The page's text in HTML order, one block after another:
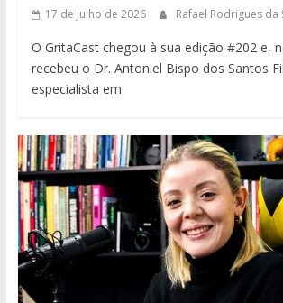
17 de julho de 2026 Rafael Rodrigues da
O GritaCast chegou à sua edição #202 e,
recebeu o Dr. Antoniel Bispo dos Santos
especialista em